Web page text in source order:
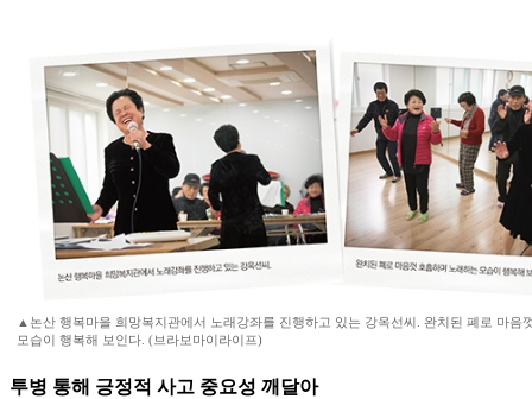
▲논산 행복마을 희망복지관에서 노래강좌를 진행하고 있는 강옥선씨. 완치된 폐로 마음
모습이 행복해 보인다. (브라보마이라이프)
투병 통해 긍정적 사고 중요성 깨달아